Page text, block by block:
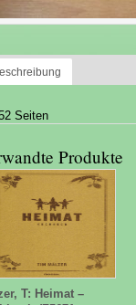
Seiten
Produkte
T: Heimat –